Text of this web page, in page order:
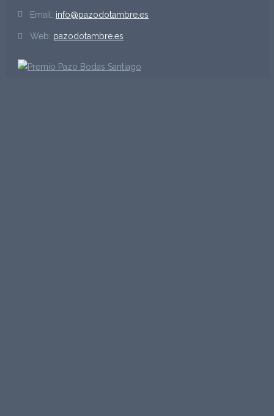
Email: info@pazodotambre.es
Web: pazodotambre.es